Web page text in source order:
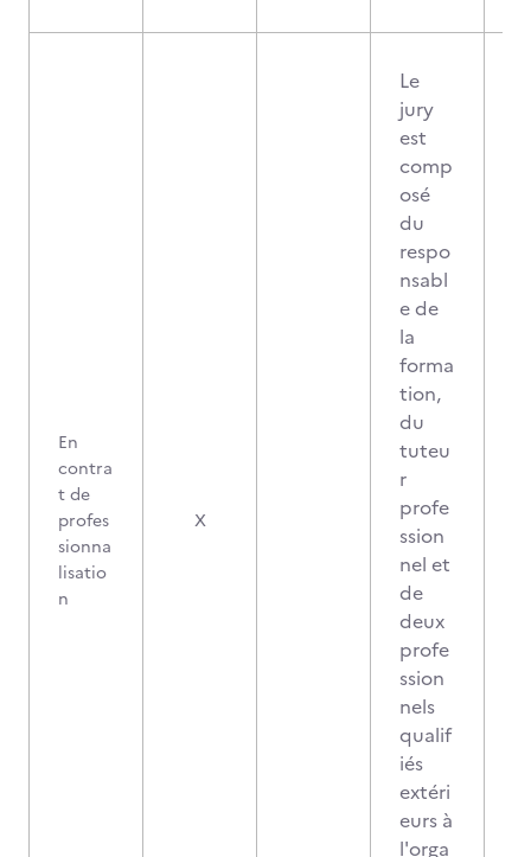
En
contra
t de
profes
sionna
lisatio
n
X
Le
jury
est
comp
osé
du
respo
nsabl
e de
la
forma
tion,
du
tuteu
r
profe
ssion
nel et
de
deux
profe
ssion
nels
qualif
iés
extéri
eurs à
l'orga